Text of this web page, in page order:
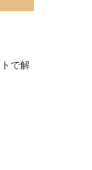
で解